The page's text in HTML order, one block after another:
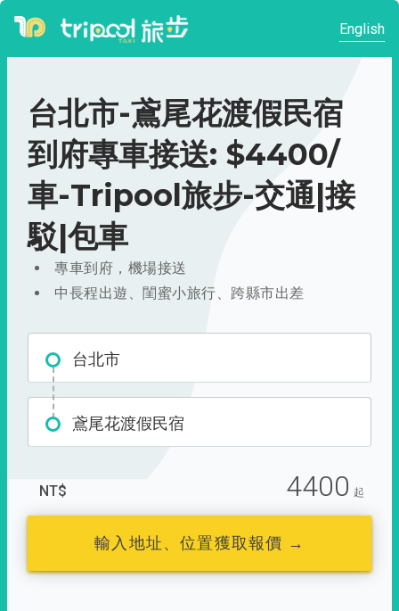
English
台北市-鳶尾花渡假民宿
到府專車接送: $4400/
車-Tripool旅步-交通|接
駁|包車
專車到府，機場接送
中長程出遊、閨蜜小旅行、跨縣市出差
台北市
鳶尾花渡假民宿
NT$ 4400 起
輸入地址、位置獲取報價 →